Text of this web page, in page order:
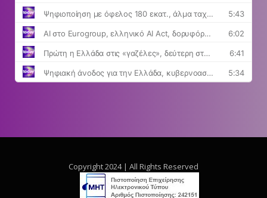
Copyright 2024 | All Rights Reserved